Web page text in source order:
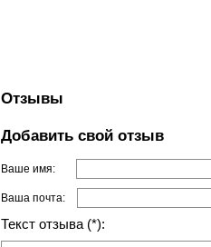
Отзывы
Добавить свой отзыв
Ваше имя:
Ваша почта:
Текст отзыва (*):